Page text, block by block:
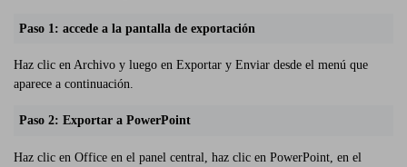
Paso 1: accede a la pantalla de exportación
Haz clic en Archivo y luego en Exportar y Enviar desde el menú que
aparece a continuación.
Paso 2: Exportar a PowerPoint
Haz clic en Office en el panel central, haz clic en PowerPoint, en el